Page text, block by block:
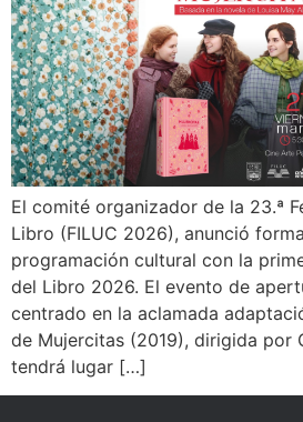
El comité organizador de la 23.ª
Libro (FILUC 2026), anunció
programación cultural con la
del Libro 2026. El evento de
centrado en la aclamada
de Mujercitas (2019), dirigida por
tendrá lugar […]